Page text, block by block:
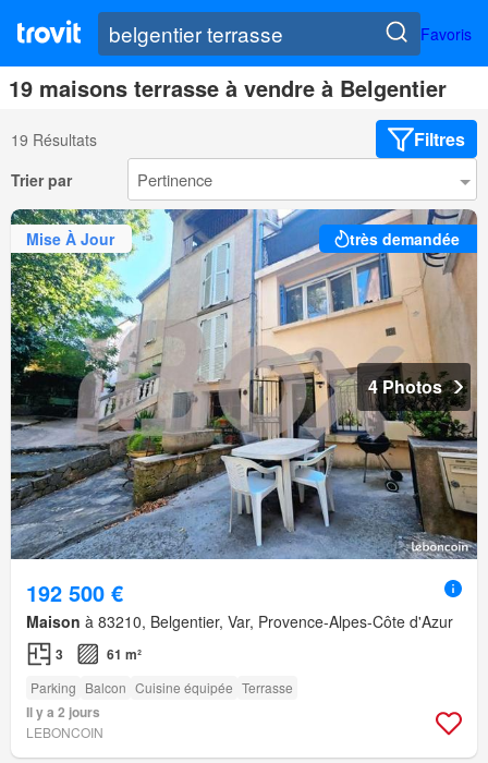
Favoris
19 maisons terrasse à vendre à Belgentier
19 Résultats Filtres
Trier par
Mise À Jour très demandée
4 Photos
192 500 €
Maison à 83210, Belgentier, Var, Provence-Alpes-Côte d'Azur
3 61 m²
Parking Balcon Cuisine équipée Terrasse
Il y a 2 jours
LEBONCOIN